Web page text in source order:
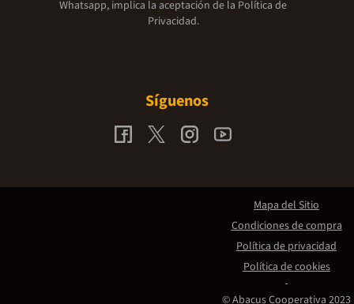
Whatsapp, implica la aceptación de la Política de
Privacidad.
Síguenos
© Abacus Cooperativa 2023
Mapa del Sitio
Condiciones de compra
Política de privacidad
Política de cookies